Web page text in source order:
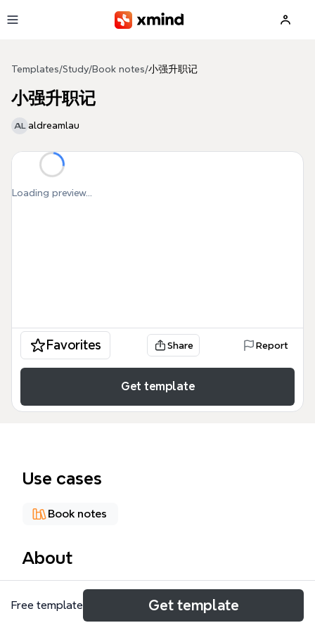
Templates/Study/Book notes/小强升职记
小强升职记
AL aldreamlau
Loading preview...
Favorites Share Report
Get template
Use cases
Book notes
About
《小强升职记》是一本时间管理畅销书，这张思维导图
模板提炼了书中48个核心节点，涵盖目标设定、习惯
培养、任务清单、日回顾、四象限法则、80/20法则、
Free template Get template